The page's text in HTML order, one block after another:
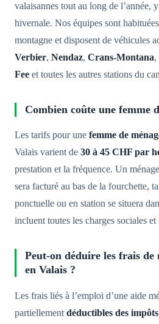
valaisannes tout au long de l’année,
hivernale. Nos équipes sont
montagne et disposent de véhicules
Verbier, Nendaz, Crans-Montana,
Fee et toutes les autres stations du
Combien coûte une femme
Les tarifs pour une femme de
Valais varient de 30 à 45 CHF par
prestation et la fréquence. Un
sera facturé au bas de la fourchette,
ponctuelle ou en station se situera
incluent toutes les charges sociales et
Peut-on déduire les frais de
en Valais ?
Les frais liés à l’emploi d’une aide
partiellementdéductibles des impôts